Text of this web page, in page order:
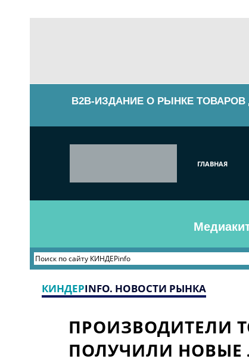
B2B-ИЗДАНИЕ О РЫНКЕ ТОВАРОВ
ГЛАВНАЯ
КИНДЕРINFO. НОВОСТИ РЫНКА
ПРОИЗВОДИТЕЛИ
ПОЛУЧИЛИ НОВЫЕ